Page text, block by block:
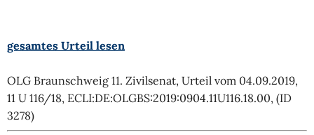
gesamtes Urteil lesen
OLG Braunschweig 11. Zivilsenat, Urteil vom 04.09.2019,
11 U 116/18, ECLI:DE:OLGBS:2019:0904.11U116.18.00, (ID
3278)